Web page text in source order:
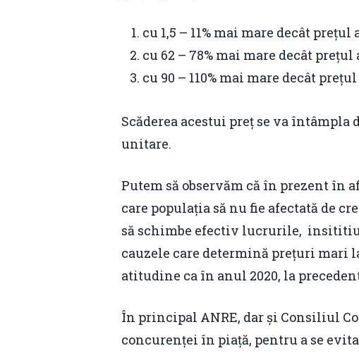
cu 1,5 – 11% mai mare decât
cu 62 – 78% mai mare decât
cu 90 – 110% mai mare decât
Scăderea acestui preț se va
unitare.
Putem să observăm că în prezent în
care populația să nu fie afectată de
să schimbe efectiv lucrurile,
cauzele care determină prețuri mari
atitudine ca în anul 2020, la
În principal ANRE, dar și Consiliul
concurenței în piață, pentru a se